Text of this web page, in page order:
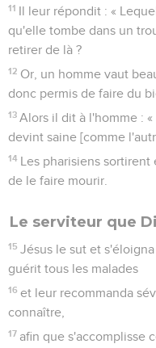
11 Il leur répondit : «
qu'elle tombe dans un
retirer de là ?
12 Or, un homme vaut
donc permis de faire du
13 Alors il dit à l'homme :
devint saine [comme
14 Les pharisiens
de le faire mourir.
Le serviteur que
15 Jésus le sut et
guérit tous les malades
16 et leur recommanda
connaître,
17 afin que s'accomplisse